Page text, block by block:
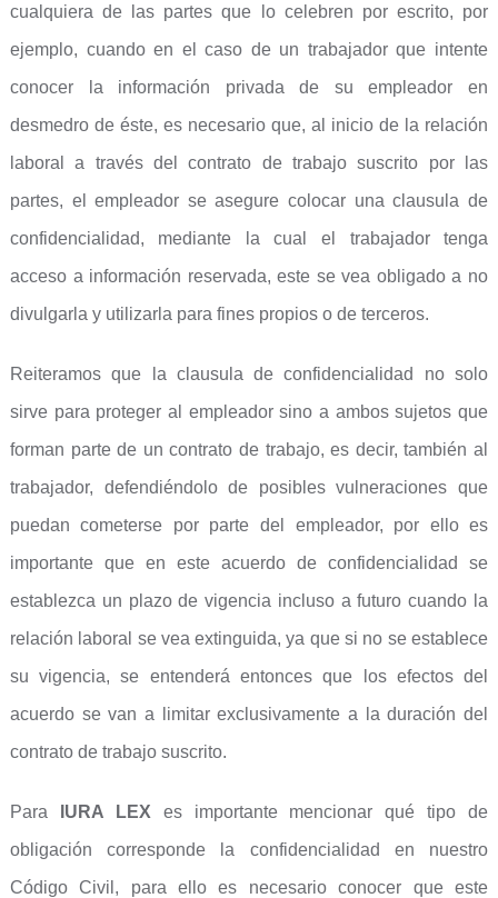
cualquiera de las partes que lo celebren por escrito, por
ejemplo, cuando en el caso de un trabajador que intente
conocer la información privada de su empleador en
desmedro de éste, es necesario que, al inicio de la relación
laboral a través del contrato de trabajo suscrito por las
partes, el empleador se asegure colocar una clausula de
confidencialidad, mediante la cual el trabajador tenga
acceso a información reservada, este se vea obligado a no
divulgarla y utilizarla para fines propios o de terceros.
Reiteramos que la clausula de confidencialidad no solo
sirve para proteger al empleador sino a ambos sujetos que
forman parte de un contrato de trabajo, es decir, también al
trabajador, defendiéndolo de posibles vulneraciones que
puedan cometerse por parte del empleador, por ello es
importante que en este acuerdo de confidencialidad se
establezca un plazo de vigencia incluso a futuro cuando la
relación laboral se vea extinguida, ya que si no se establece
su vigencia, se entenderá entonces que los efectos del
acuerdo se van a limitar exclusivamente a la duración del
contrato de trabajo suscrito.
Para IURA LEX es importante mencionar qué tipo de
obligación corresponde la confidencialidad en nuestro
Código Civil, para ello es necesario conocer que este